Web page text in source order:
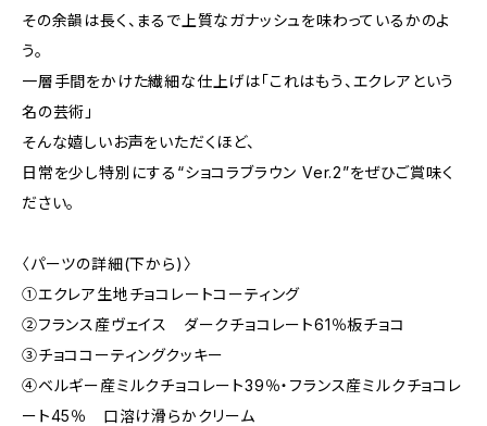
その余韻は長く、まるで上質なガナッシュを味わっているかのよ
う。
一層手間をかけた繊細な仕上げは「これはもう、エクレアという
名の芸術」
そんな嬉しいお声をいただくほど、
日常を少し特別にする“ショコラブラウン Ver.2”をぜひご賞味く
ださい。
〈パーツの詳細(下から)〉
①エクレア生地チョコレートコーティング
②フランス産ヴェイス ダークチョコレート61％板チョコ
③チョココーティングクッキー
④ベルギー産ミルクチョコレート39％・フランス産ミルクチョコレ
ート45％ 口溶け滑らかクリーム